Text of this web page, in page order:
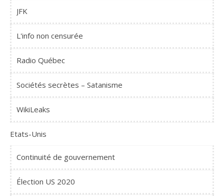
JFK
L'info non censurée
Radio Québec
Sociétés secrètes – Satanisme
WikiLeaks
Etats-Unis
Continuité de gouvernement
Élection US 2020